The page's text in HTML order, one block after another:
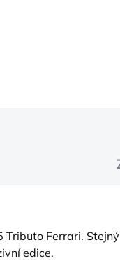
Ferrari. Stejný
edice.